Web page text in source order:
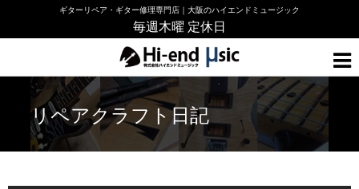
ギターリペア・ギター修理専門店｜大阪のハイエンドミュージック
毎週木曜 定休日
リペアクラフト日記